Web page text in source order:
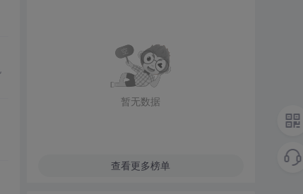
暂无数据
查看更多榜单